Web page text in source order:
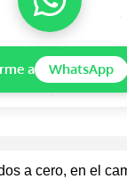
a WhatsApp
a cero, en el